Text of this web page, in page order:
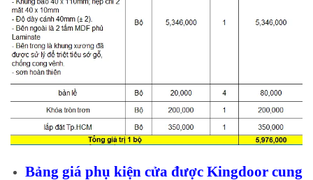
Bảng giá phụ kiện cửa được Kingdoor cung